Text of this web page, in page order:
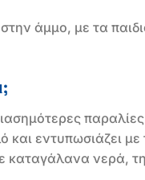
στην άμμο, με τα
εντυπωσιάζει
νερά,